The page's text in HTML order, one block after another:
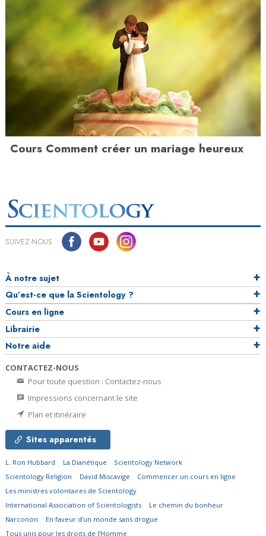
Cours Comment créer un mariage heureux
SUIVEZ-NOUS
À notre sujet
Qu’est-ce que la Scientology ?
Cours en ligne
Librairie
Notre aide
CONTACTEZ-NOUS
Pour toute question : Contactez-nous
Impressions concernant le site
Plan et itinéraire
Sites apparentés
L. Ron Hubbard La Dianétique
Scientology Network
Scientology Religion
David Miscavige
Commencer un cours en ligne
Les ministres volontaires de Scientology
International Association of Scientologists
Le chemin du bonheur
Narconon
En faveur d’un monde sans drogue
Tous unis pour les droits de l’Homme